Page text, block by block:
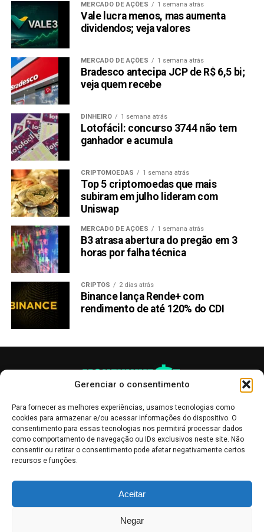
Gerenciar o consentimento
Para fornecer as melhores experiências, usamos tecnologias como
cookies para armazenar e/ou acessar informações do dispositivo. O
consentimento para essas tecnologias nos permitirá processar dados
como comportamento de navegação ou IDs exclusivos neste site. Não
consentir ou retirar o consentimento pode afetar negativamente certos
recursos e funções.
Aceitar
Negar
MERCADO DE AÇÕES 1 semana atrás
Vale lucra menos, mas aumenta
dividendos; veja valores
MERCADO DE AÇÕES 1 semana atrás
Bradesco antecipa JCP de R$ 6,5 bi;
veja quem recebe
DINHEIRO 1 semana atrás
Lotofácil: concurso 3744 não tem
ganhador e acumula
CRIPTOMOEDAS 1 semana atrás
Top 5 criptomoedas que mais
subiram em julho lideram com
Uniswap
MERCADO DE AÇÕES 1 semana atrás
B3 atrasa abertura do pregão em 3
horas por falha técnica
CRIPTOS 2 dias atrás
Binance lança Rende+ com
rendimento de até 120% do CDI
informativo, servindo como boletins de divulgação, e não devem ser
interpretadas como recomendações de investimento.Leia mais
Bolsa de Valores